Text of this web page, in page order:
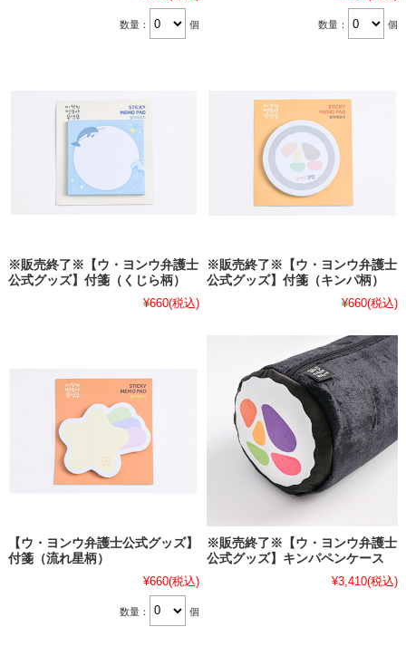
数量： 個 数量： 個
※販売終了※【ウ・ヨンウ弁護士
公式グッズ】付箋（くじら柄）
¥660(税込)
※販売終了※【ウ・ヨンウ弁護士
公式グッズ】付箋（キンパ柄）
¥660(税込)
【ウ・ヨンウ弁護士公式グッズ】
付箋（流れ星柄）
¥660(税込)
数量： 個
※販売終了※【ウ・ヨンウ弁護士
公式グッズ】キンパペンケース
¥3,410(税込)